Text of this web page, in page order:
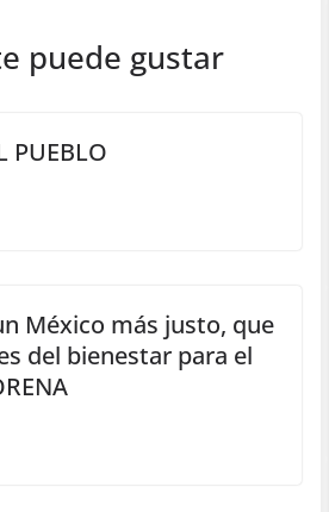
puede gustar
PUEBLO
México más justo, que
del bienestar para el